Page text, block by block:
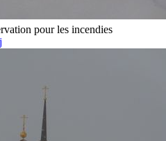
pour les incendies